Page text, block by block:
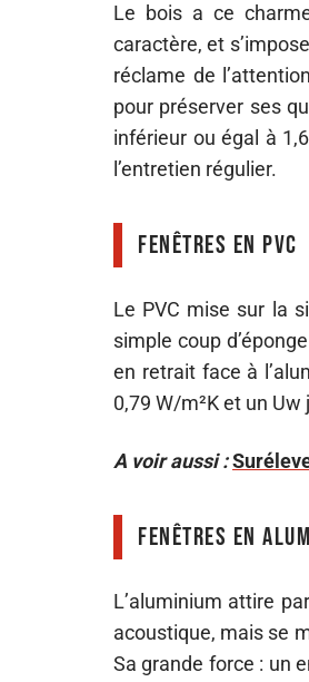
Le bois a ce
caractère, et
réclame de
pour préserver ses
inférieur ou égal à
l’entretien régulier.
Fenêtres en PVC
Le PVC mise sur la
simple coup
en retrait face à
0,79 W/m²K et un
A voir aussi :
Fenêtres en
L’aluminium attire
acoustique, mais se
Sa grande force : un